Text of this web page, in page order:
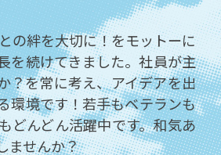
の絆を大切に！をモットーに
を続けてきました。社員が主
？を常に考え、アイデアを出
環境です！若手もベテランも
どんどん活躍中です。和気あ
ませんか？